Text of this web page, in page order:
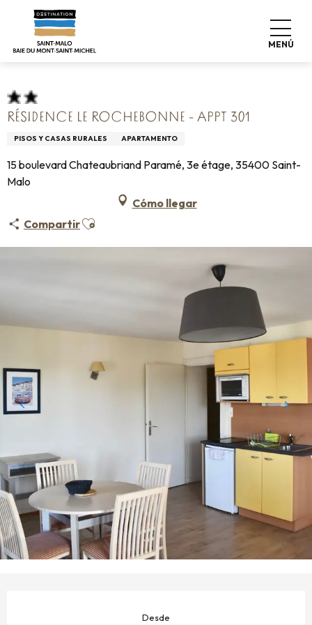
contenu
MENÚ
Home Pro & Prensa
Alojamiento +
Clasificación & etiquetas
Alojamiento turístico amueblado
Résidence Le Rochebonne - Appt 301
RÉSIDENCE LE ROCHEBONNE - APPT 301
PISOS Y CASAS RURALES APARTAMENTO
15 boulevard Chateaubriand Paramé, 3e étage, 35400 Saint-
Malo
Cómo llegar
CompartirAjouter aux favoris
Desde